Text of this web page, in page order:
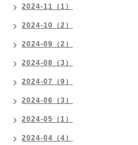
2024-11（1）
2024-10（2）
2024-09（2）
2024-08（3）
2024-07（9）
2024-06（3）
2024-05（1）
2024-04（4）